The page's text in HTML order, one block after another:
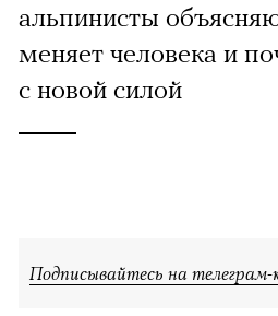
альпинисты
меняет человека и
с новой силой
Подписывайтесь на